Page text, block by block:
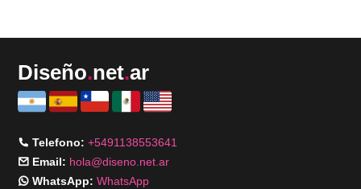
Diseño.net.ar
Telefono: +5491138553641
Email: hola@diseno.net.ar
WhatsApp: WhatsApp